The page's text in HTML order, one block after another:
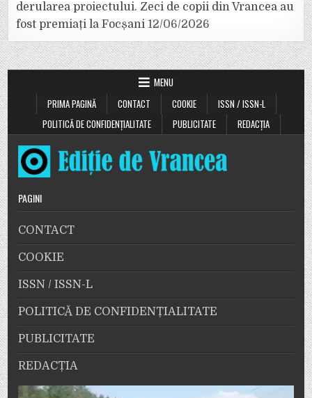
derularea proiectului. Zeci de copii din Vrancea au
fost premiați la Focșani 12/06/2026
MENU
PRIMA PAGINĂ
CONTACT COOKIE
ISSN / ISSN-L
POLITICĂ DE CONFIDENȚIALITATE
PUBLICITATE REDACȚIA
PAGINI
CONTACT
COOKIE
ISSN / ISSN-L
POLITICĂ DE CONFIDENȚIALITATE
PUBLICITATE
REDACȚIA